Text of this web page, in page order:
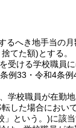
るへき地手当の
てた額)とする。
受ける学校職員に
例33・令和4条
学校職員が在勤
した場合にお
」という。)に該